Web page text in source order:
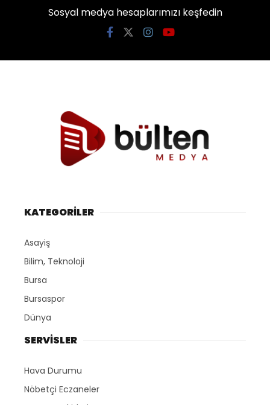
Sosyal medya hesaplarımızı keşfedin
KATEGORİLER
Asayiş
Bilim, Teknoloji
Bursa
Bursaspor
Dünya
SERVİSLER
Hava Durumu
Nöbetçi Eczaneler